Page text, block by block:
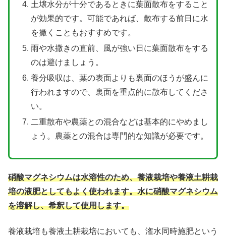
土壌水分が十分であるときに葉面散布をすること
が効果的です。可能であれば、散布する前日に水
を撒くこともおすすめです。
雨や水撒きの直前、風が強い日に葉面散布をする
のは避けましょう。
養分吸収は、葉の表面よりも裏面のほうが盛んに
行われますので、裏面を重点的に散布してくださ
い。
二重散布や農薬との混合などは基本的にやめまし
ょう。農薬との混合は専門的な知識が必要です。
硝酸マグネシウムは水溶性のため、養液栽培や養液土耕栽
培の液肥としてもよく使われます。水に硝酸マグネシウム
を溶解し、希釈して使用します。
養液栽培も養液土耕栽培においても、潅水同時施肥という